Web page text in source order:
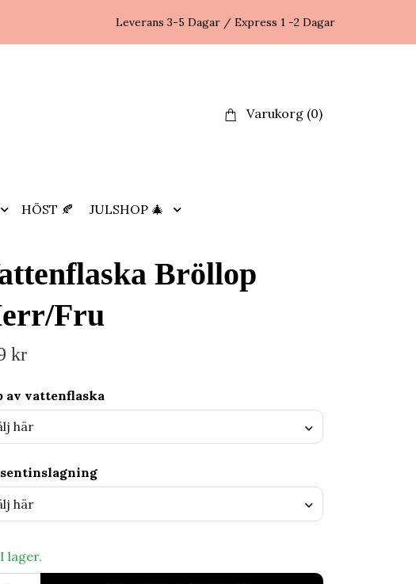
Leverans 3-5 Dagar / Express 1 -2 Dagar
Varukorg (0)
HÖST 🍂 JULSHOP 🎄
Bröllop
Fru
kr
av vattenflaska
här
här
I lager.